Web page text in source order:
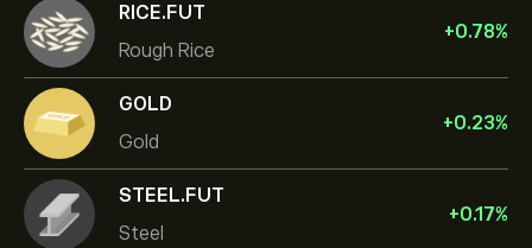
RICE.FUT
Rough Rice
+0.78%
GOLD
Gold
+0.23%
STEEL.FUT
Steel
+0.17%